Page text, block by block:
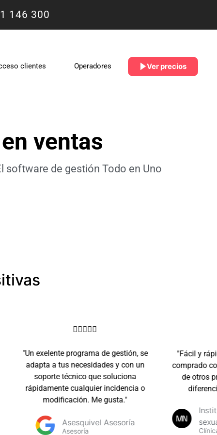
146 300
clientes Operadores Ver precios
ventas
software de gestión Todo en Uno

"Un exelente programa de gestión, se
adapta a tus necesidades y con un
soporte técnico que soluciona
rápidamente cualquier incidencia o
modificación. Me gusta."
Asesquivel Asesoría
Asesoría
"Fácil y
comprado
de otros
Clínica